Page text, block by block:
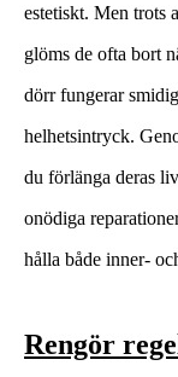
estetiskt. Men trots
glöms de ofta bort
dörr fungerar
helhetsintryck.
du förlänga deras
onödiga
hålla både inner-
Rengör